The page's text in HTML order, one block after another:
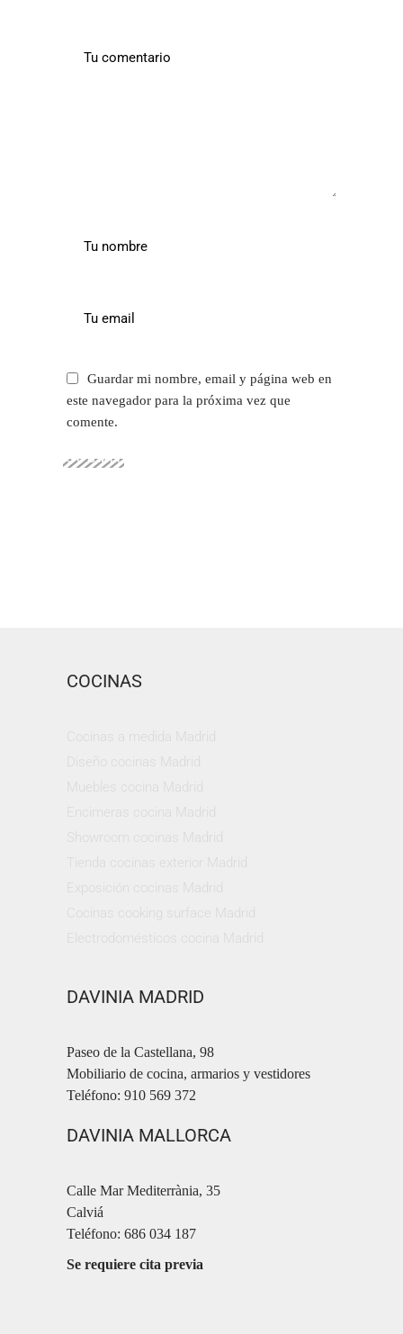
Guardar mi nombre, email y página web en
este navegador para la próxima vez que
comente.
SUBMIT
COCINAS
DAVINIA MADRID
Paseo de la Castellana, 98
Mobiliario de cocina, armarios y vestidores
Teléfono: 910 569 372
DAVINIA MALLORCA
Calle Mar Mediterrània, 35
Calviá
Teléfono: 686 034 187
Se requiere cita previa